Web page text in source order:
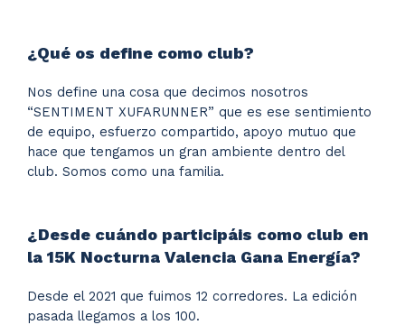
¿Qué os define como club?
Nos define una cosa que decimos nosotros
“SENTIMENT XUFARUNNER” que es ese sentimiento
de equipo, esfuerzo compartido, apoyo mutuo que
hace que tengamos un gran ambiente dentro del
club. Somos como una familia.
¿Desde cuándo participáis como club en
la 15K Nocturna Valencia Gana Energía?
Desde el 2021 que fuimos 12 corredores. La edición
pasada llegamos a los 100.